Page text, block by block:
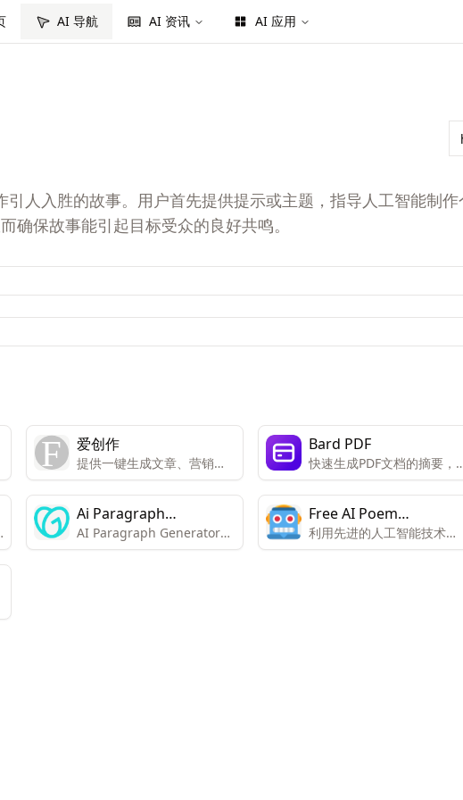
AI 导航 AI 资讯 AI 应用
人入胜的故事。用户首先提供提示或主题，指导人工智能制
确保故事能引起目标受众的良好共鸣。
爱创作
提供一键生成文章、营销文
本、配图与短视频等多类型
内容的服务。
Bard PDF
快速生成PDF文档的摘要，
提取关键点和重要信息。
Ai Paragraph
Generator
AI Paragraph Generator：
使用人工智能技术，轻松生
Free AI Poem
Generator
利用先进的人工智能技术，
为各种场合生成美丽而独特